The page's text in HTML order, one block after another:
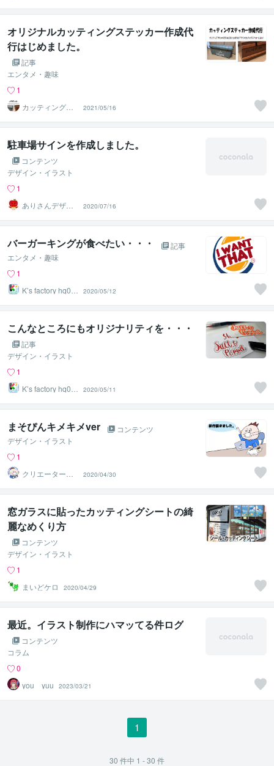
オリジナルカッティングステッカー作成代
行はじめました。
記事
エンタメ・趣味
1
カッティングス
テッカー屋さん
2021/05/16
駐車場サインを作成しました。
コンテンツ
デザイン・イラスト
1
ありさんデザイ
ン
2020/07/16
バーガーキングが食べたい・・・
記事
エンタメ・趣味
1
K’s factory hq00
2020/05/12
こんなところにもオリジナリティを・・・
記事
デザイン・イラスト
1
K’s factory hq00
2020/05/11
まそぴんキメキメver
コンテンツ
デザイン・イラスト
1
クリエーターま
そぴん
2020/04/30
窓ガラスに貼ったカッティングシートの綺
麗なめくり方
コンテンツ
デザイン・イラスト
1
まいどケロ
2020/04/29
最近。イラスト制作にハマッてる件ログ
コンテンツ
コラム
0
you yuu
2023/03/21
1
30 件中 1 - 30 件